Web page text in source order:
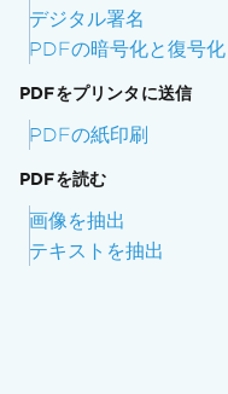
デジタル署名
PDFの暗号化と復号化
PDFをプリンタに送信
PDFの紙印刷
PDFを読む
画像を抽出
テキストを抽出